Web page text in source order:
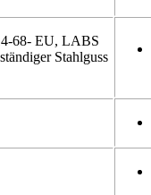
68- EU, LABS
Stahlguss